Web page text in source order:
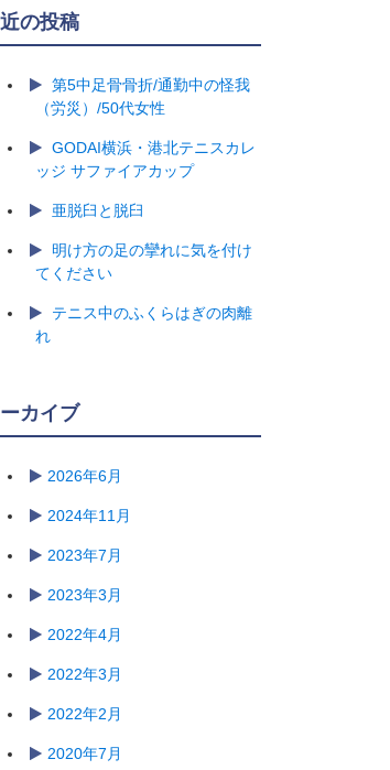
の投稿
第5中足骨骨折/通勤中の怪我
（労災）/50代女性
GODAI横浜・港北テニスカレ
ッジ サファイアカップ
亜脱臼と脱臼
明け方の足の攣れに気を付け
てください
テニス中のふくらはぎの肉離
れ
カイブ
2026年6月
2024年11月
2023年7月
2023年3月
2022年4月
2022年3月
2022年2月
2020年7月